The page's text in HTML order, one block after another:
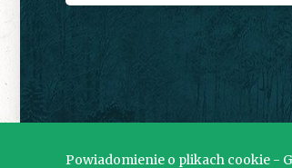
Powiadomienie o plikach cookie -